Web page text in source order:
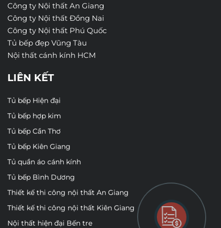
Công ty Nội thất An Giang
Công ty Nội thất Đồng Nai
Công ty Nội thất Phú Quốc
Tủ bếp đẹp Vũng Tàu
Nội thất cánh kính HCM
LIÊN KẾT
Tủ bếp Hiện đại
Tủ bếp hợp kim
Tủ bếp Cần Thơ
Tủ bếp Kiên Giang
Tủ quần áo cánh kính
Tủ bếp Bình Dương
Thiết kế thi công nội thất An Giang
Thiết kế thi công nội thất Kiên Giang
Nội thất hiện đại Bến tre